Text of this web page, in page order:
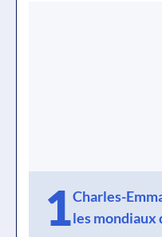
1Charles-
les